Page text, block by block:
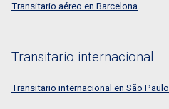
Transitario aéreo en Barcelona
Transitario internacional
Transitario internacional en São Paulo